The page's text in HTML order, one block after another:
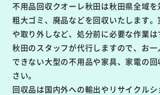
不用品回収クオーレ秋田は秋田県全域
粗大ゴミ、廃品などを回収いたします
や取り外しなど、処分前に必要な作業
秋田のスタッフが代行しますので、お
できない大型の不用品や家具、家電の
さい。
回収品は国内外への輸出やリサイクル